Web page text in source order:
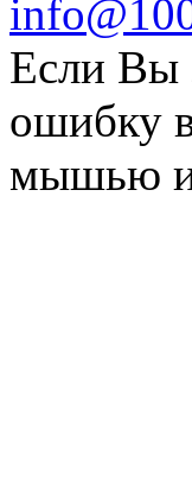
Если Вы
ошибку
мышью и